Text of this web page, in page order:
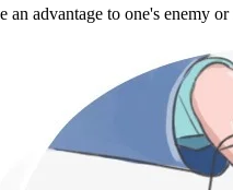
an advantage to one's enemy